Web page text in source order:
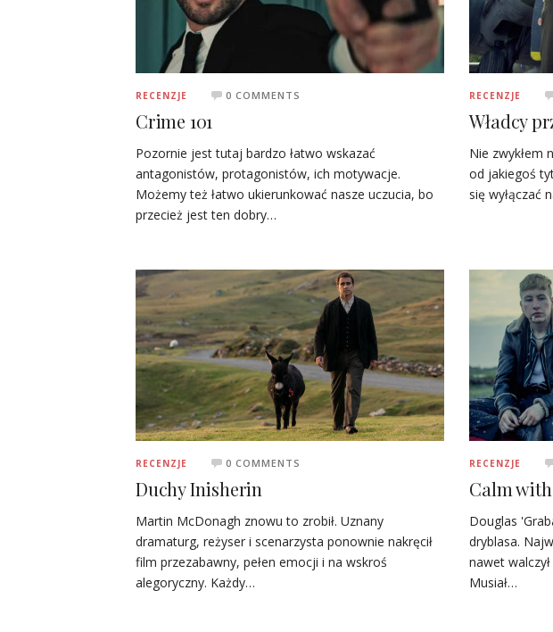
RECENZJE 0 COMMENTS
Crime 101
Pozornie jest tutaj bardzo łatwo wskazać
antagonistów, protagonistów, ich motywacje.
Możemy też łatwo ukierunkować nasze uczucia, bo
przecież jest ten dobry…
RECENZJE
Władcy
Nie zwykłem
od jakiegoś
się wyłączać
RECENZJE 0 COMMENTS
Duchy Inisherin
Martin McDonagh znowu to zrobił. Uznany
dramaturg, reżyser i scenarzysta ponownie nakręcił
film przezabawny, pełen emocji i na wskroś
alegoryczny. Każdy…
RECENZJE
Calm
Douglas
dryblasa.
nawet
Musiał…